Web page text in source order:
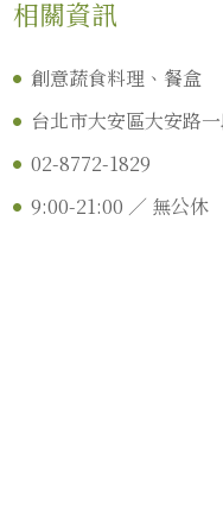
相關資訊
創意蔬食料理、餐盒
台北市大安區大安路
02-8772-1829
9:00-21:00 ／ 無公休